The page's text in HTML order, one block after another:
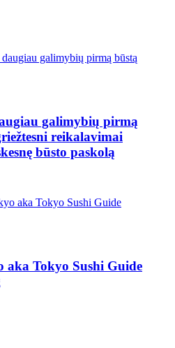
galimybių pirmą
reikalavimai
būsto paskolą
aka Tokyo Sushi Guide